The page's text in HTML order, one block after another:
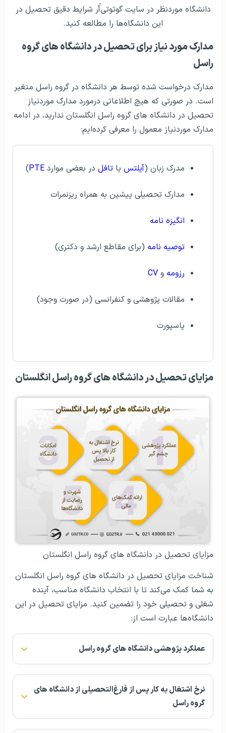
دانشگاه موردنظر در سایت گوتوتی‌آٰر شرایط دقیق تحصیل در
این دانشگاه‌ها را مطالعه کنید.
مدارک مورد نیاز برای تحصیل در دانشگاه های گروه
راسل
مدارک درخواست شده توسط هر دانشگاه در گروه راسل متغیر
است. در صورتی که هیچ اطلاعاتی درمورد مدارک موردنیاز
تحصیل در دانشگاه های گروه راسل انگلستان ندارید، در ادامه
مدارک موردنیاز معمول را معرفی کرده‌ایم:
مدرک زبان (آيلتس یا تافل در بعضی موارد PTE
)
مدارک تحصیلی پیشین به همراه ریزنمرات
انگیزه نامه
توصیه نامه (برای مقاطع ارشد و دکتری)
رزومه و CV
مقالات پژوهشی و کنفرانسی (در صورت وجود)
پاسپورت
مزایای تحصیل در دانشگاه های گروه راسل انگلستان
مزایای تحصیل در دانشگاه های گروه راسل انگلستان
شناخت مزایای تحصیل در دانشگاه های گروه راسل انگلستان
به شما کمک می‌کند تا با انتخاب دانشگاه مناسب، آينده
شغلی و تحصیلی خود را تضمین کنید. مزایای تحصیل در این
دانشگاه‌ها عبارت است از:
عملکرد پژوهشی دانشگاه های گروه راسل
نرخ اشتغال به کار پس از فارغ‌التحصیلی از دانشگاه های
گروه راسل